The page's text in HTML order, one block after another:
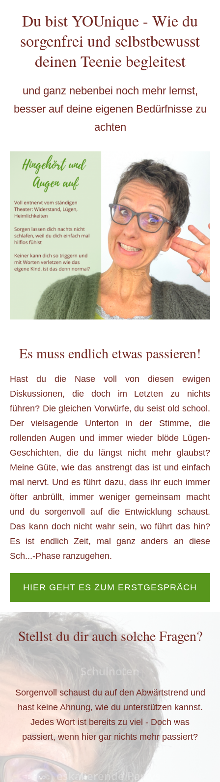
Du bist YOUnique - Wie du
sorgenfrei und selbstbewusst
deinen Teenie begleitest
und ganz nebenbei noch mehr lernst,
besser auf deine eigenen Bedürfnisse zu
achten
Es muss endlich etwas passieren!
Hast du die Nase voll von diesen ewigen
Diskussionen, die doch im Letzten zu nichts
führen? Die gleichen Vorwürfe, du seist old school.
Der vielsagende Unterton in der Stimme, die
rollenden Augen und immer wieder blöde Lügen-
Geschichten, die du längst nicht mehr glaubst?
Meine Güte, wie das anstrengt das ist und einfach
mal nervt. Und es führt dazu, dass ihr euch immer
öfter anbrüllt, immer weniger gemeinsam macht
und du sorgenvoll auf die Entwicklung schaust.
Das kann doch nicht wahr sein, wo führt das hin?
Es ist endlich Zeit, mal ganz anders an diese
Sch...-Phase ranzugehen.
HIER GEHT ES ZUM ERSTGESPRÄCH
Stellst du dir auch solche Fragen?
Schulnoten
Sorgenvoll schaust du auf den Abwärtstrend und
hast keine Ahnung, wie du unterstützen kannst.
Jedes Wort ist bereits zu viel - Doch was
passiert, wenn hier gar nichts mehr passiert?
eskalierende Partys